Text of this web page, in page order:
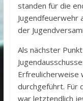
standen für die
Jugendfeuerwehr
der
Als nächster
Erfreulicherweise
durchgeführt. Für
war letztendlich